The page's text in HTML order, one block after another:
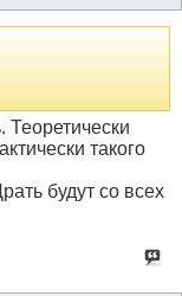
Теоретически
такого
будут со всех